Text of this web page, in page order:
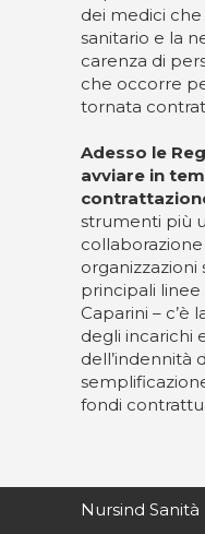
dei medici
sanitario e la
carenza di
che occorre
tornata
Adesso le
avviare in
strumenti più
organizzazioni
principali
Caparini – c’è
degli incarichi
dell’indennità
fondi
Nursind Sanità